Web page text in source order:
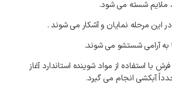
ملایم شسته می شود.
با استفاده از مواد شوینده استاندارد آغاز
آبکشی انجام می گیرد.